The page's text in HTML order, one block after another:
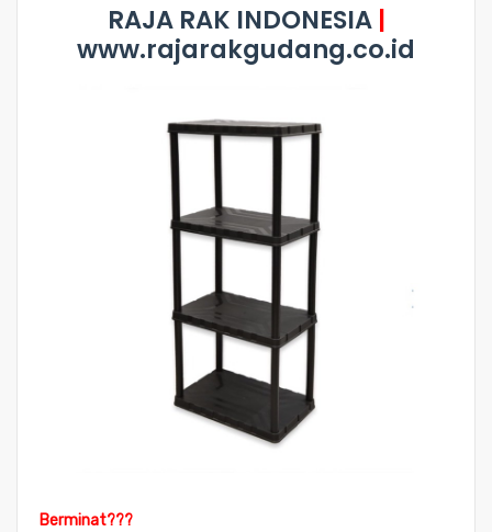
RAJA RAK INDONESIA|
www.rajarakgudang.co.id
Berminat???